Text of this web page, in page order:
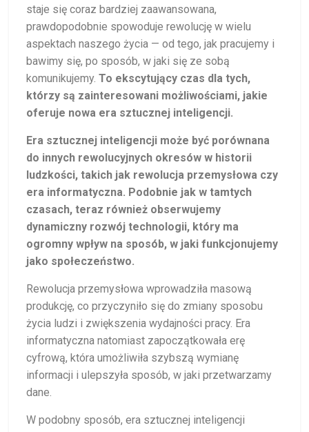
staje się coraz bardziej zaawansowana,
prawdopodobnie spowoduje rewolucję w wielu
aspektach naszego życia — od tego, jak pracujemy i
bawimy się, po sposób, w jaki się ze sobą
komunikujemy.To ekscytujący czas dla tych,
którzy są zainteresowani możliwościami, jakie
oferuje nowa era sztucznej inteligencji.
Era sztucznej inteligencji może być porównana
do innych rewolucyjnych okresów w historii
ludzkości, takich jak rewolucja przemysłowa czy
era informatyczna. Podobnie jak w tamtych
czasach, teraz również obserwujemy
dynamiczny rozwój technologii, który ma
ogromny wpływ na sposób, w jaki funkcjonujemy
jako społeczeństwo.
Rewolucja przemysłowa wprowadziła masową
produkcję, co przyczyniło się do zmiany sposobu
życia ludzi i zwiększenia wydajności pracy. Era
informatyczna natomiast zapoczątkowała erę
cyfrową, która umożliwiła szybszą wymianę
informacji i ulepszyła sposób, w jaki przetwarzamy
dane.
W podobny sposób, era sztucznej inteligencji